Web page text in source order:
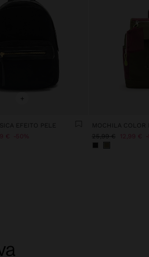
+
EFEITO PELE
€ 50%
MOCHILA COLOR
25,99 € 12,99 €